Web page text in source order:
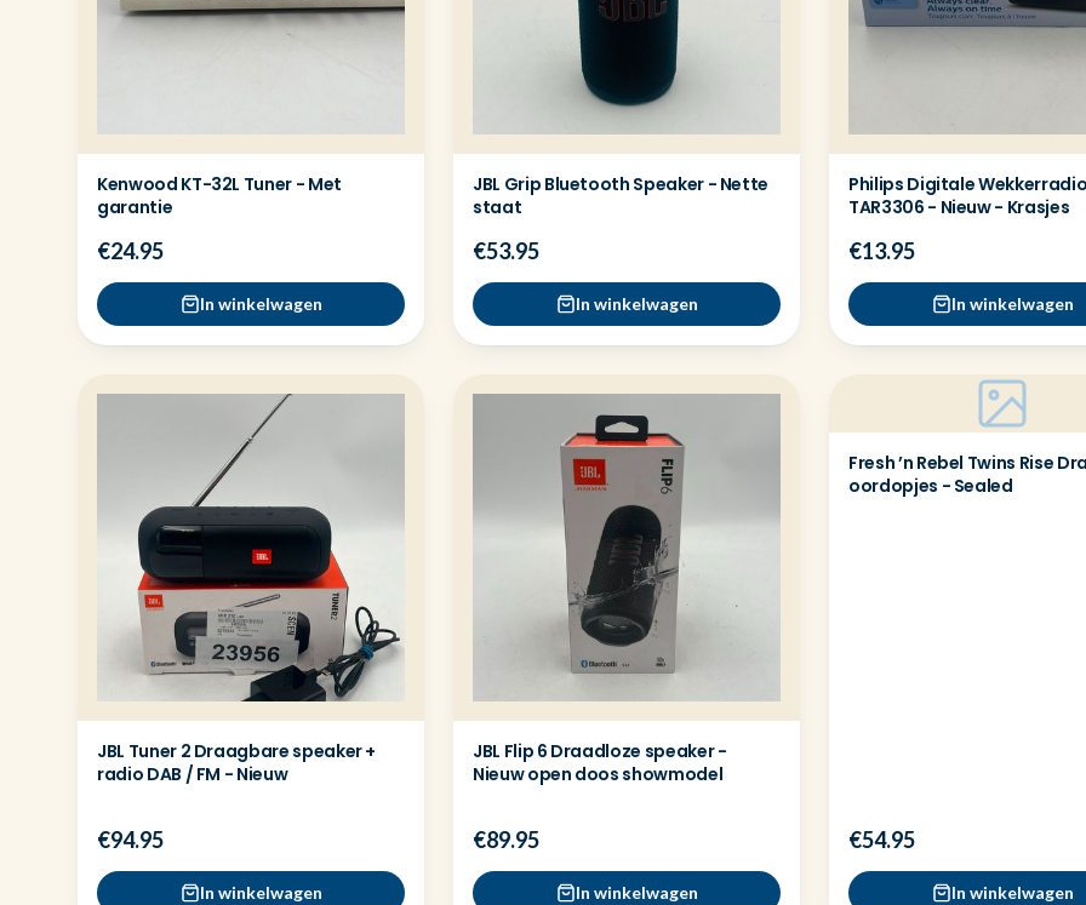
Kenwood KT-32L Tuner - Met
garantie
€24.95
In winkelwagen
JBL Grip Bluetooth Speaker - Nette
staat
€53.95
In winkelwagen
Philips Digitale
TAR3306 - Nieuw - Krasjes
€13.95
In winkelwagen
JBL Tuner 2 Draagbare speaker +
radio DAB / FM - Nieuw
€94.95
In winkelwagen
JBL Flip 6 Draadloze speaker -
Nieuw open doos showmodel
€89.95
In winkelwagen
Fresh ’n Rebel Twins Rise
oordopjes - Sealed
€54.95
In winkelwagen